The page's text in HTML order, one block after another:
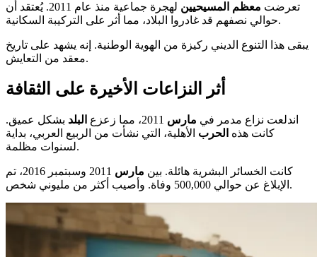
تعرضت معظم المسيحيين
لهجرة جماعية منذ عام 2011. يُعتقد أن
حوالي نصفهم قد غادروا البلاد، مما أثر على التركيبة السكانية.
يبقى هذا التنوع الديني ركيزة من الهوية الوطنية. إنه يشهد على تاريخ
معقد من التعايش.
أثر النزاعات الأخيرة على الثقافة
اندلعت نزاع مدمر في مارس البلد بشكل عميق.
كانت هذه الحرب الأهلية، التي نشأت من الربيع العربي، بداية
لسنوات مظلمة.
كانت الخسائر البشرية هائلة. بين مارس
2011 وسبتمبر 2016، تم
الإبلاغ عن حوالي 500,000 وفاة. وأصيب أكثر من مليوني شخص.